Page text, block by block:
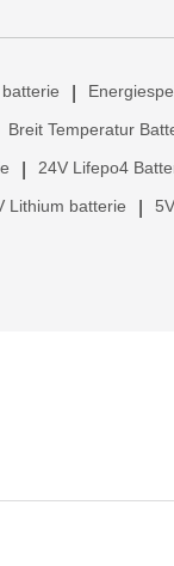
Breit Temperatur
24V Lifepo4
Lithium batterie